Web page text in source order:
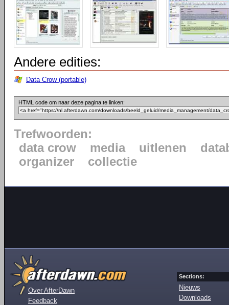
Andere edities:
Data Crow (portable)
HTML code om naar deze pagina te linken:
Trefwoorden:
data crow
media uitlenen
organizer
collectie
Over AfterDawn
Feedback
Sections:
Nieuws
Downloads